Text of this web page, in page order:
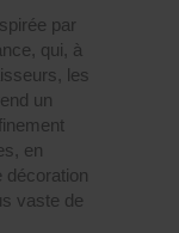
par
qui, à
les
un
en
décoration
vaste de